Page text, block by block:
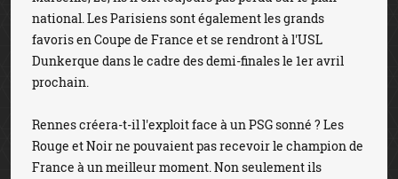
national. Les Parisiens sont également les grands
favoris en Coupe de France et se rendront à l'USL
Dunkerque dans le cadre des demi-finales le 1er avril
prochain.
Rennes créera-t-il l'exploit face à un PSG sonné ? Les
Rouge et Noir ne pouvaient pas recevoir le champion de
France à un meilleur moment. Non seulement ils